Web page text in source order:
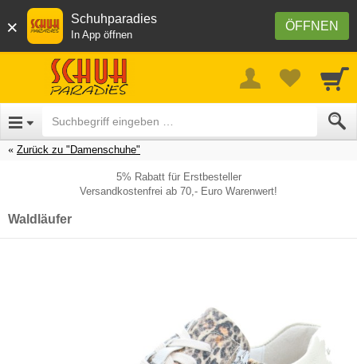
× ÖFFNEN
Schuhparadies
In App öffnen
Zurück zu "Damenschuhe"
5% Rabatt für Erstbesteller
Versandkostenfrei ab 70,- Euro Warenwert!
Waldläufer